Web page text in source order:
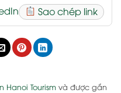
Sao chép link
Hanoi Tourism và được gắn